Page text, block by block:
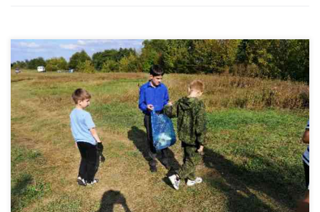
16 сентября обучающиеся объединения «Юный турист»
приняли участие в экологической акции «Чистый берег» по
уборке берега реки Савалы.